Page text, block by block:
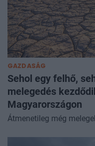
GAZDASÁG
Sehol egy felhő,
melegedés
Magyarországon
Átmenetileg még